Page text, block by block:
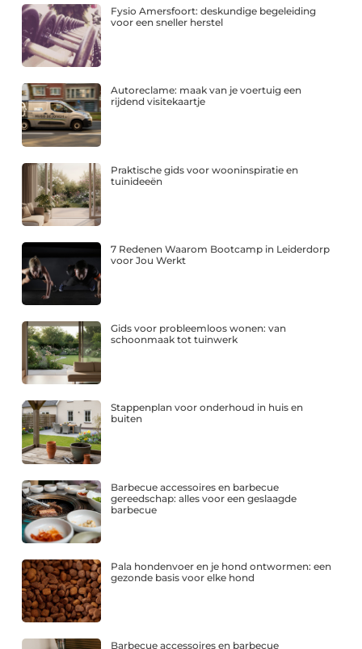
Fysio Amersfoort: deskundige begeleiding
voor een sneller herstel
Autoreclame: maak van je voertuig een
rijdend visitekaartje
Praktische gids voor wooninspiratie en
tuinideeën
7 Redenen Waarom Bootcamp in Leiderdorp
voor Jou Werkt
Gids voor probleemloos wonen: van
schoonmaak tot tuinwerk
Stappenplan voor onderhoud in huis en
buiten
Barbecue accessoires en barbecue
gereedschap: alles voor een geslaagde
barbecue
Pala hondenvoer en je hond ontwormen: een
gezonde basis voor elke hond
Barbecue accessoires en barbecue